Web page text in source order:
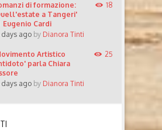
di formazione:
a Tangeri'
Eugenio Cardi
days ago by Dianora Tinti
18
Artistico
parla Chiara
days ago by Dianora Tinti
25